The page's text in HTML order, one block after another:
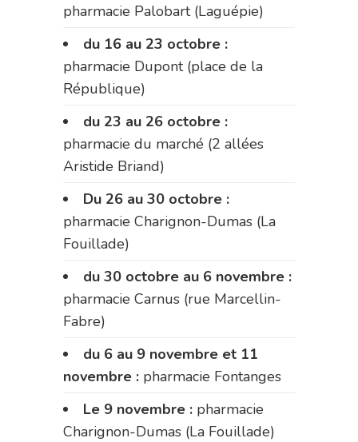
pharmacie Palobart (Laguépie)
du 16 au 23 octobre :
pharmacie Dupont (place de la
République)
du 23 au 26 octobre :
pharmacie du marché (2 allées
Aristide Briand)
Du 26 au 30 octobre :
pharmacie Charignon-Dumas (La
Fouillade)
du 30 octobre au 6 novembre :
pharmacie Carnus (rue Marcellin-
Fabre)
du 6 au 9 novembre et 11
novembre : pharmacie Fontanges
Le 9 novembre : pharmacie
Charignon-Dumas (La Fouillade)